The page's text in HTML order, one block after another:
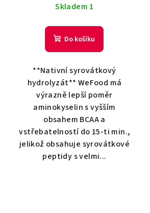
Skladem 1
Do košíku
**Nativní syrovátkový
hydrolyzát** WeFood má
výrazně lepší poměr
aminokyselin s vyšším
obsahem BCAA a
vstřebatelností do 15-ti min.,
jelikož obsahuje syrovátkové
peptidy s velmi...